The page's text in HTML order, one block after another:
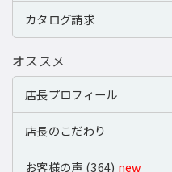
カタログ請求
オススメ
店長プロフィール
店長のこだわり
お客様の声 (364) new